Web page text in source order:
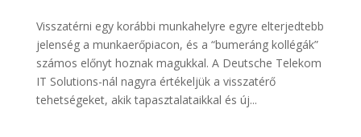
Visszatérni egy korábbi munkahelyre egyre elterjedtebb
jelenség a munkaerőpiacon, és a “bumeráng kollégák”
számos előnyt hoznak magukkal. A Deutsche Telekom
IT Solutions-nál nagyra értékeljük a visszatérő
tehetségeket, akik tapasztalataikkal és új...